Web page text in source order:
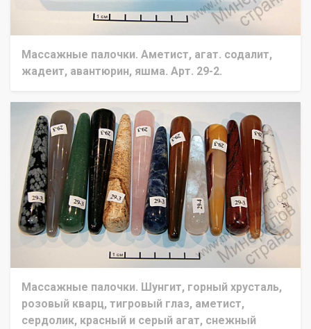
Массажные палочки. Аметист, агат. содалит,
жадеит, авантюрин, яшма. Арт. 29-2.
Массажные палочки. Шунгит, горный хрусталь,
розовый кварц, тигровый глаз, аметист,
сердолик, красный и серый агат, снежный